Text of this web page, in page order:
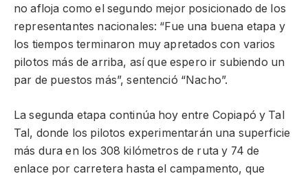
no afloja como el segundo mejor posicionado de los
representantes nacionales: “Fue una buena etapa y
los tiempos terminaron muy apretados con varios
pilotos más de arriba, así que espero ir subiendo un
par de puestos más”, sentenció “Nacho”.
La segunda etapa continúa hoy entre Copiapó y Tal
Tal, donde los pilotos experimentarán una superficie
más dura en los 308 kilómetros de ruta y 74 de
enlace por carretera hasta el campamento, que